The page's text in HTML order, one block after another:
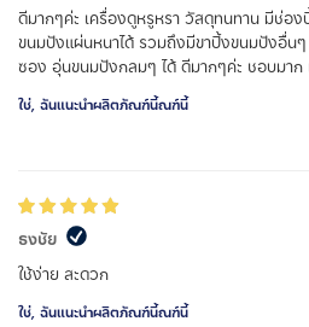
ดีมากๆค่ะ เครื่องดูหรูหรา วัสดุทนทาน มีช่อ
ขนมปังแผ่นหนาได้ รวมถึงมีขาปิ้งขนมปังอื่น
ซอง อุ่นขนมปังกลมๆ ได้ ดีมากๆค่ะ ชอบมาก
ใช่, ฉันแนะนำผลิตภัณฑ์นี้ณฑ์นี้
ธงชัย
ใช้ง่าย สะดวก
ใช่, ฉันแนะนำผลิตภัณฑ์นี้ณฑ์นี้